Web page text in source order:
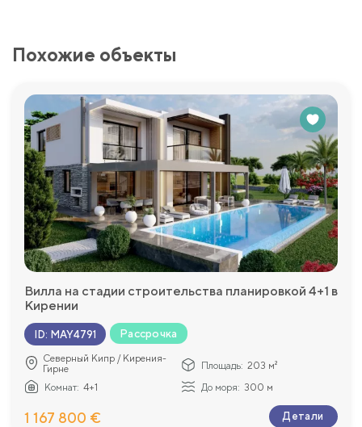
Похожие объекты
Вилла на стадии строительства планировкой 4+1 в
Кирении
ID: MAY4791 Рассрочка
Северный Кипр / Кирения-
Гирне
Площадь: 203 м²
Комнат: 4+1 До моря: 300 м
1 167 800 € Детали